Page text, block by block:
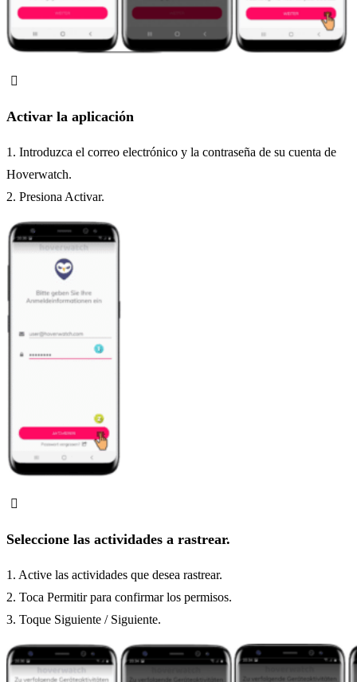
Activar la aplicación
1. Introduzca el correo electrónico y la contraseña de su cuenta de
Hoverwatch.
2. Presiona Activar.
Seleccione las actividades a rastrear.
1. Active las actividades que desea rastrear.
2. Toca Permitir para confirmar los permisos.
3. Toque Siguiente / Siguiente.